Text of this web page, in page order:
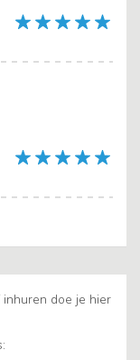
doe je hier